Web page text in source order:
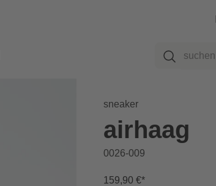
sneaker
airhaag
0026-009
159,90 €*